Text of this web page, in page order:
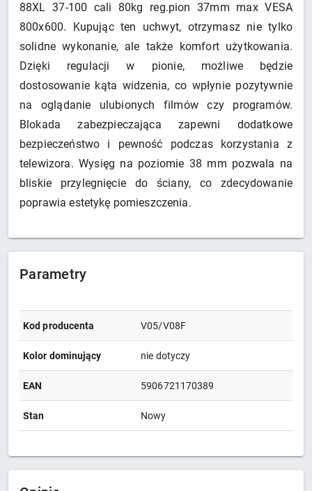
88XL 37-100 cali 80kg reg.pion 37mm max VESA
800x600. Kupując ten uchwyt, otrzymasz nie tylko
solidne wykonanie, ale także komfort użytkowania.
Dzięki regulacji w pionie, możliwe będzie
dostosowanie kąta widzenia, co wpłynie pozytywnie
na oglądanie ulubionych filmów czy programów.
Blokada zabezpieczająca zapewni dodatkowe
bezpieczeństwo i pewność podczas korzystania z
telewizora. Wysięg na poziomie 38 mm pozwala na
bliskie przylegnięcie do ściany, co zdecydowanie
poprawia estetykę pomieszczenia.
Parametry
Kod producenta V05/V08F
Kolor dominujący nie dotyczy
EAN 5906721170389
Stan Nowy